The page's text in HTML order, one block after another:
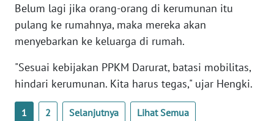
Belum lagi jika orang-orang di kerumunan itu
pulang ke rumahnya, maka mereka akan
menyebarkan ke keluarga di rumah.
"Sesuai kebijakan PPKM Darurat, batasi mobilitas,
hindari kerumunan. Kita harus tegas," ujar Hengki.
1 2 Selanjutnya Lihat Semua
WN
WN
SULTENG